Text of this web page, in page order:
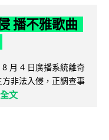
播不雅歌曲
月 4 日廣播系統離奇
非法入侵，正調查事
文